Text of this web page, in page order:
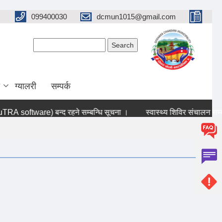
099400030 dcmun1015@gmail.com
ग्यालरी सम्पर्क
software) बन्द रहने सम्बन्धि सूचना । स्वास्थ्य शिविर संचालन